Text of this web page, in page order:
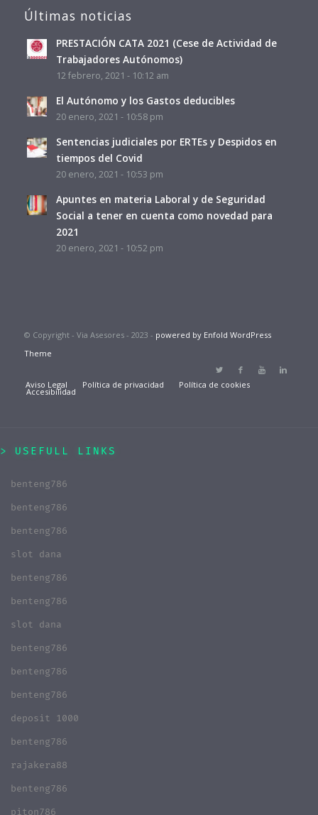
Últimas noticias
PRESTACIÓN CATA 2021 (Cese de Actividad de
Trabajadores Autónomos)
12 febrero, 2021 - 10:12 am
El Autónomo y los Gastos deducibles
20 enero, 2021 - 10:58 pm
Sentencias judiciales por ERTEs y Despidos en
tiempos del Covid
20 enero, 2021 - 10:53 pm
Apuntes en materia Laboral y de Seguridad
Social a tener en cuenta como novedad para
2021
20 enero, 2021 - 10:52 pm
© Copyright - Via Asesores - 2023 - powered by Enfold WordPress
Theme
Aviso Legal Política de privacidad Política de cookies
Accesibilidad
USEFULL LINKS
benteng786
benteng786
benteng786
slot dana
benteng786
benteng786
slot dana
benteng786
benteng786
benteng786
deposit 1000
benteng786
rajakera88
benteng786
piton786